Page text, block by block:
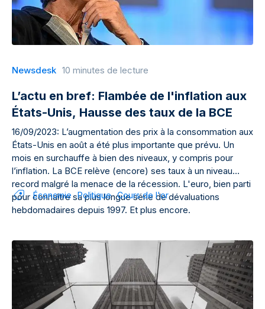
Newsdesk 10 minutes de lecture
L’actu en bref: Flambée de l'inflation aux
États-Unis, Hausse des taux de la BCE
16/09/2023: L’augmentation des prix à la consommation aux
États-Unis en août a été plus importante que prévu. Un
mois en surchauffe à bien des niveaux, y compris pour
l’inflation. La BCE relève (encore) ses taux à un niveau
record malgré la menace de la récession. L'euro, bien parti
pour connaître sa plus longue série de dévaluations
hebdomadaires depuis 1997. Et plus encore.
Économie Politique Cours de l'or